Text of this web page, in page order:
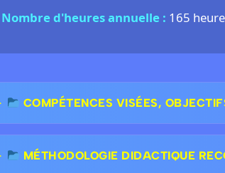
Nombre d'heures annuelle : 165
COMPÉTENCES VISÉES,
MÉTHODOLOGIE DIDACTIQUE